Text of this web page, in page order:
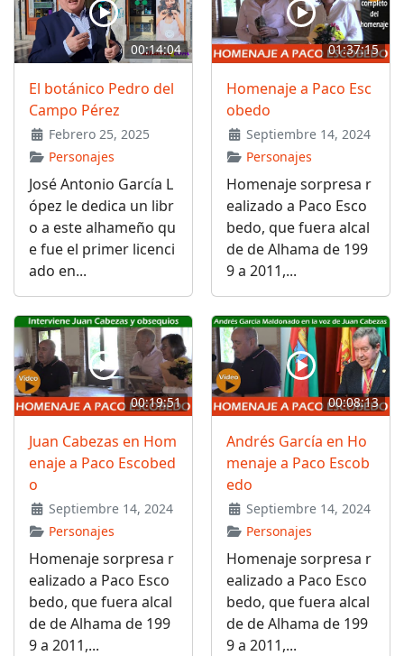
00:14:04
El botánico Pedro del
Campo Pérez
Febrero 25, 2025
Personajes
José Antonio García L
ópez le dedica un libr
o a este alhameño qu
e fue el primer licenci
ado en...
01:37:15
Homenaje a Paco Esc
obedo
Septiembre 14, 2024
Personajes
Homenaje sorpresa r
ealizado a Paco Esco
bedo, que fuera alcal
de de Alhama de 199
9 a 2011,...
00:19:51
Juan Cabezas en Hom
enaje a Paco Escobed
o
Septiembre 14, 2024
Personajes
Homenaje sorpresa r
ealizado a Paco Esco
bedo, que fuera alcal
de de Alhama de 199
9 a 2011,...
00:08:13
Andrés García en Ho
menaje a Paco Escob
edo
Septiembre 14, 2024
Personajes
Homenaje sorpresa r
ealizado a Paco Esco
bedo, que fuera alcal
de de Alhama de 199
9 a 2011,...